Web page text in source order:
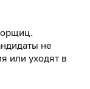
не
или уходят в